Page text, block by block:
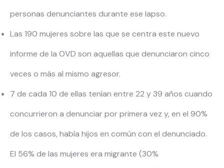
personas denunciantes durante ese lapso.
Las 190 mujeres sobre las que se centra este nuevo
informe de la OVD son aquellas que denunciaron cinco
veces o más al mismo agresor.
7 de cada 10 de ellas tenían entre 22 y 39 años cuando
concurrieron a denunciar por primera vez y, en el 90%
de los casos, había hijos en común con el denunciado.
El 56% de las mujeres era migrante (30%